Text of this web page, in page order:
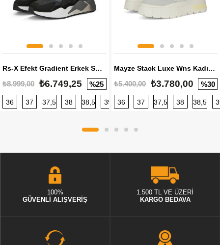
Rs-X Efekt Gradient Erkek Sneaker
₺8.999,00 ₺6.749,25 %25
36 37 37,5 38 38,5 39 40 40,5 41 42 42,5
Mayze Stack Luxe Wns Kadın Sneaker
₺5.400,00 ₺3.780,00 %30
36 37 37,5 38 38,5
100%
GÜVENLİ ALIŞVERİŞ
1.500 TL VE ÜZERİ
KARGO BEDAVA